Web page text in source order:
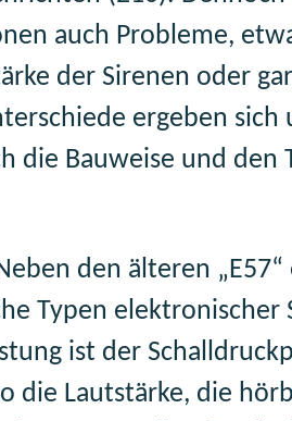
auch Probleme,
der Sirenen oder
ergeben sich
die Bauweise und den
den älteren „E57“
Typen elektronischer
ist der
die Lautstärke, die